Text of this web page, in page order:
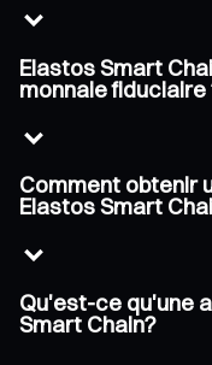
Elastos Smart
monnaie fiduciaire
Comment obtenir
Elastos Smart
Qu'est-ce qu'une
Smart Chain?